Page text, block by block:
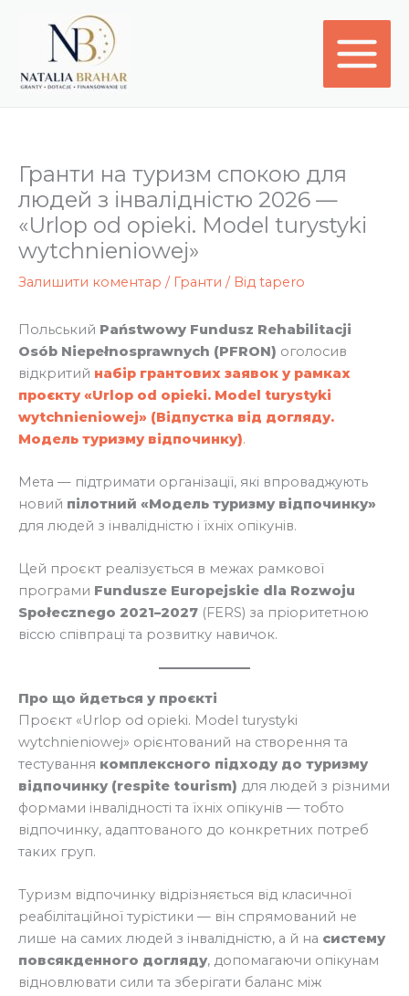
Гранти на туризм спокою для
людей з інвалідністю 2026 —
«Urlop od opieki. Model turystyki
wytchnieniowej»
Залишити коментар / Гранти / Від tapero
Польський Państwowy Fundusz Rehabilitacji
Osób Niepełnosprawnych (PFRON) оголосив
відкритий набір грантових заявок у рамках
проєкту «Urlop od opieki. Model turystyki
wytchnieniowej» (Відпустка від догляду.
Модель туризму відпочинку).
Мета — підтримати організації, які впроваджують
новий пілотний «Модель туризму відпочинку»
для людей з інвалідністю і їхніх опікунів.
Цей проєкт реалізується в межах рамкової
програми Fundusze Europejskie dla Rozwoju
Społecznego 2021–2027 (FERS) за пріоритетною
віссю співпраці та розвитку навичок.
Про що йдеться у проєкті
Проєкт «Urlop od opieki. Model turystyki
wytchnieniowej» орієнтований на створення та
тестування комплексного підходу до туризму
відпочинку (respite tourism) для людей з різними
формами інвалідності та їхніх опікунів — тобто
відпочинку, адаптованого до конкретних потреб
таких груп.
Туризм відпочинку відрізняється від класичної
реабілітаційної турістики — він спрямований не
лише на самих людей з інвалідністю, а й на систему
повсякденного догляду, допомагаючи опікунам
відновлювати сили та зберігати баланс між